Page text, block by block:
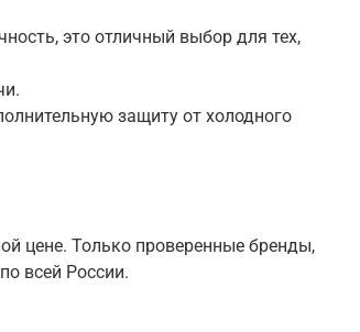
это отличный выбор для тех,
защиту от холодного
цене. Только проверенные бренды,
всей России.